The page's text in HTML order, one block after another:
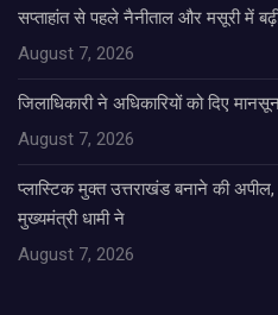
सप्ताहांत से पहले नैनीताल और मसूरी में
August 7, 2026
जिलाधिकारी ने अधिकारियों को दिए
August 7, 2026
प्लास्टिक मुक्त उत्तराखंड बनाने की अपील,
मुख्यमंत्री धामी ने
August 7, 2026